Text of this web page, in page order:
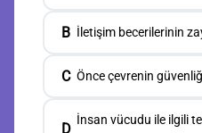
B İletişim becerilerinin
C Önce çevrenin
D
İnsan vücudu ile ilgili